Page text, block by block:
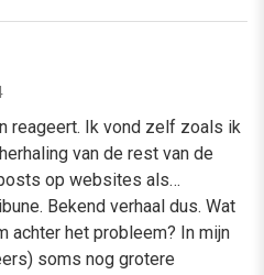
reageert. Ik vond zelf zoals ik
van de rest van de
op websites als…
Bekend verhaal dus. Wat
achter het probleem? In mijn
soms nog grotere